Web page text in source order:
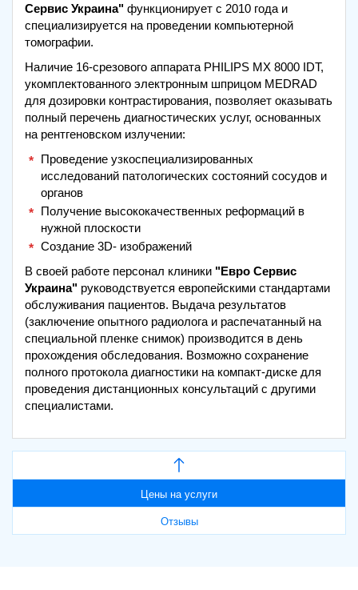
Сервис Украина" функционирует с 2010 года и
специализируется на проведении компьютерной
томографии.
Наличие 16-срезового аппарата PHILIPS MX 8000 IDT,
укомплектованного электронным шприцом MEDRAD
для дозировки контрастирования, позволяет оказывать
полный перечень диагностических услуг, основанных
на рентгеновском излучении:
Проведение узкоспециализированных
исследований патологических состояний сосудов и
органов
Получение высококачественных реформаций в
нужной плоскости
Создание 3D- изображений
В своей работе персонал клиники "Евро Сервис
Украина" руководствуется европейскими стандартами
обслуживания пациентов. Выдача результатов
(заключение опытного радиолога и распечатанный на
специальной пленке снимок) производится в день
прохождения обследования. Возможно сохранение
полного протокола диагностики на компакт-диске для
проведения дистанционных консультаций с другими
специалистами.
Цены на услуги
Отзывы